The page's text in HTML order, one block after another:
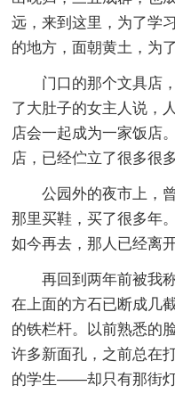
远，来到这里，为了学
的地方，面朝黄土，为
门口的那个文具店
了大肚子的女主人说，
店会一起成为一家饭店
店，已经伫立了很多很多
公园外的夜市上，
那里买鞋，买了很多年
如今再去，那人已经离开
再回到两年前被我
在上面的方石已断成几
的铁栏杆。以前熟悉的
许多新面孔，之前总在
的学生——却只有那街